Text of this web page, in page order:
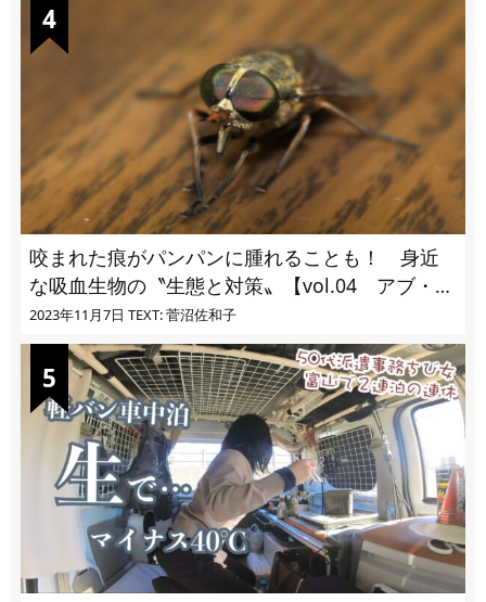
咬まれた痕がパンパンに腫れることも！ 身近
な吸血生物の〝生態と対策〟【vol.04 アブ・ブ
ユ・ヌカカ】
2023年11月7日 TEXT: 菅沼佐和子